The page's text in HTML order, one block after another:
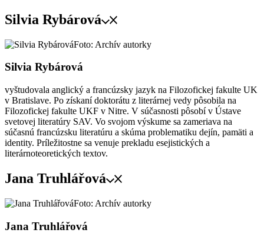
Silvia Rybárová
Foto: Archív autorky
Silvia Rybárová
vyštudovala anglický a francúzsky jazyk na Filozofickej fakulte UK
v Bratislave. Po získaní doktorátu z literárnej vedy pôsobila na
Filozofickej fakulte UKF v Nitre. V súčasnosti pôsobí v Ústave
svetovej literatúry SAV. Vo svojom výskume sa zameriava na
súčasnú francúzsku literatúru a skúma problematiku dejín, pamäti a
identity. Príležitostne sa venuje prekladu esejistických a
literárnoteoretických textov.
Jana Truhlářová
Foto: Archív autorky
Jana Truhlářová